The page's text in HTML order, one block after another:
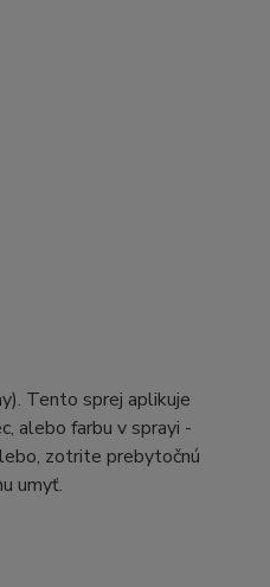
Tento sprej aplikuje
alebo farbu v sprayi -
zotrite prebytočnú
umyť.